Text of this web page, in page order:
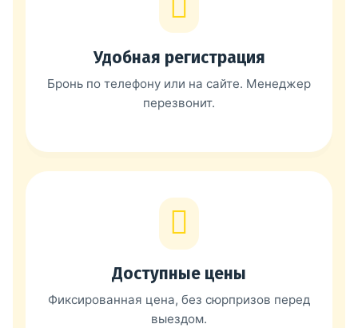
Удобная регистрация
Бронь по телефону или на сайте. Менеджер
перезвонит.
Доступные цены
Фиксированная цена, без сюрпризов перед
выездом.